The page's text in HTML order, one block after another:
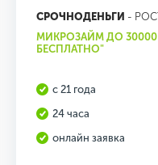
СРОЧНОДЕНЬГИ -
МИКРОЗАЙМ ДО 30000
БЕСПЛАТНО"
с 21 года
24 часа
онлайн заявка